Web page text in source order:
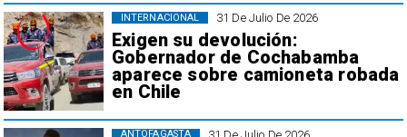
31 De Julio De 2026
Exigen su devolución:
Gobernador de Cochabamba
aparece sobre camioneta robada
en Chile
INTERNACIONAL
ANTOFAGASTA